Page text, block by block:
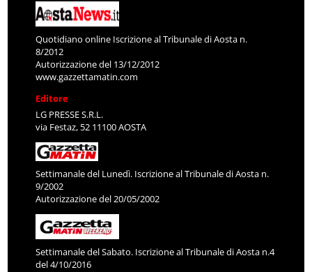
Quotidiano online Iscrizione al Tribunale di Aosta n.
8/2012
Autorizzazione del 13/12/2012
www.gazzettamatin.com
Editore
LG PRESSE S.R.L.
via Festaz, 52 11100 AOSTA
Settimanale del Lunedì. Iscrizione al Tribunale di Aosta n.
9/2002
Autorizzazione del 20/05/2002
Settimanale del Sabato. Iscrizione al Tribunale di Aosta n.4
del 4/10/2016